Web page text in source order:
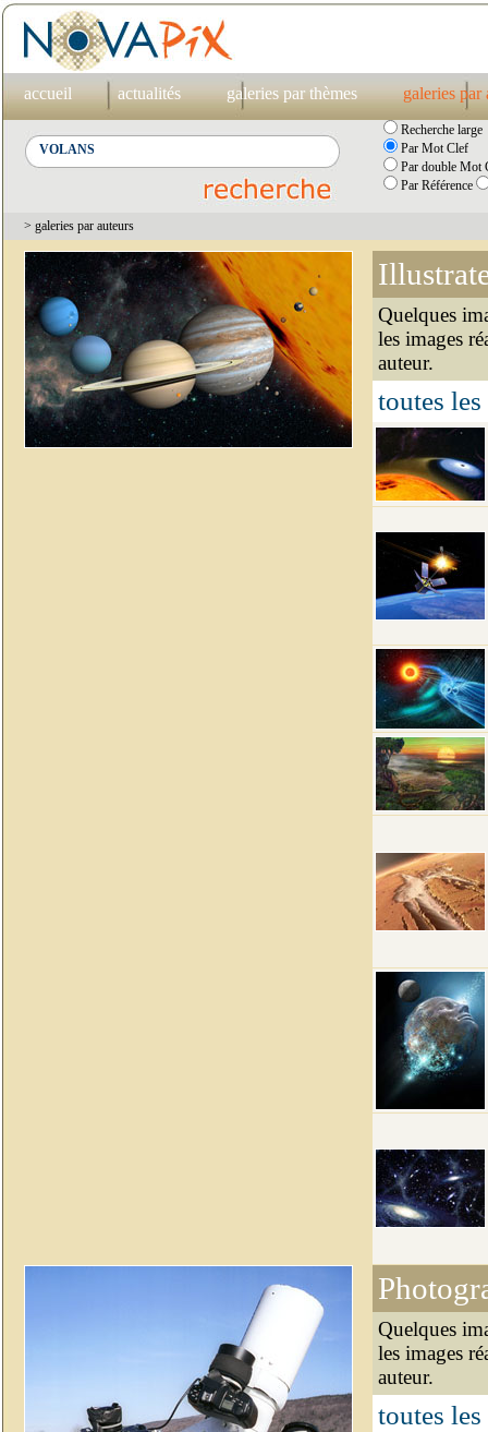
accueil actualités galeries par thèmes galeries par
Recherche large
Par Mot Clef
Par double Mot
Par Référence
> galeries par auteurs
Quelques
les images
auteur.
toutes
Quelques
les images
auteur.
toutes